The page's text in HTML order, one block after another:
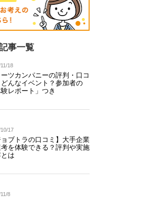
事一覧
18
ーツカンパニーの評判・口コ
どんなイベント？参加者の
験レポート」つき
17
ョブトラの口コミ】大手企業
を体験できる？評判や実施
は
8